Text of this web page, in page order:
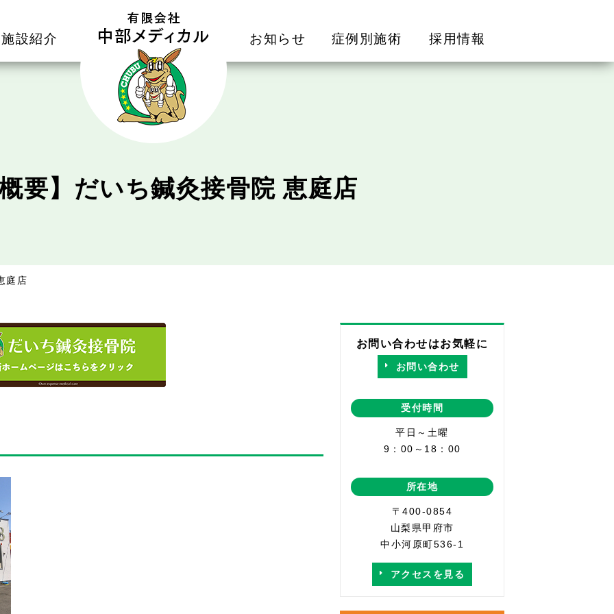
施設紹介 お知らせ 症例別施術 採用情報
要】だいち鍼灸接骨院 恵庭店
庭店
お問い合わせはお気軽に
お問い合わせ
受付時間
平日～土曜
9：00～18：00
所在地
〒400-0854
山梨県甲府市
中小河原町536-1
アクセスを見る